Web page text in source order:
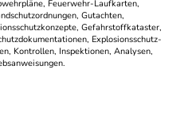
Feuerwehr-Laufkarten,
Gutachten,
Gefahrstoffkataster,
Explosionsschutz-
Kontrollen, Inspektionen, Analysen,